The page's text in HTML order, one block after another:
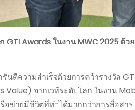
GTI Awards ในงาน MWC 2025 ด้ว
นตีความสำเร็จด้วยการคว้ารางวัล
จากเวทีระดับโลก ในงาน
รือข่ายมีชีวิตที่ทำได้มากกว่าการสื่อส